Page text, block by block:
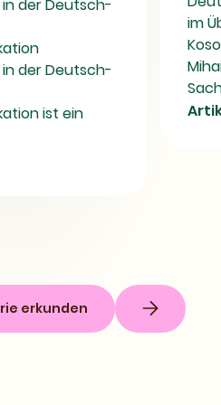
der Deutsch-
der Deutsch-
ist ein
im
erkunden